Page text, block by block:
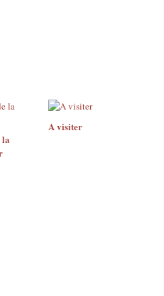
la
A visiter